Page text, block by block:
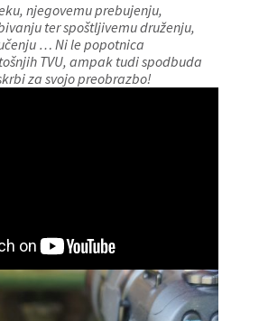
njegovemu prebujenju,
ter spoštljivemu druženju,
… Ni le popotnica
TVU, ampak tudi spodbuda
za svojo preobrazbo!